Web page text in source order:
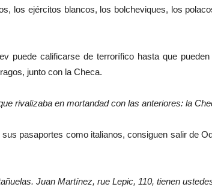
los ejércitos blancos, los bolcheviques, los
puede calificarse de terrorífico hasta que
junto con la Checa.
rivalizaba en mortandad con las anteriores: la
pasaportes como italianos, consiguen salir de
Juan Martínez, rue Lepic, 110, tienen